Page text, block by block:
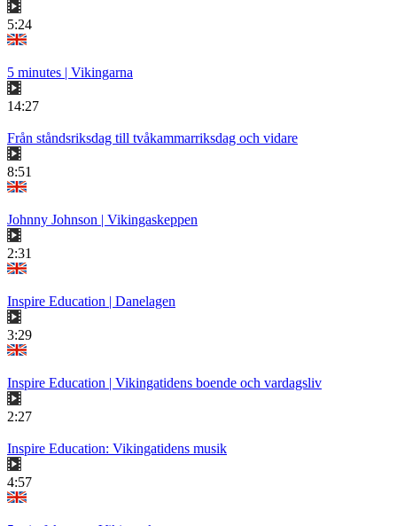
5:24
5 minutes | Vikingarna
14:27
Från ståndsriksdag till tvåkammarriksdag och vidare
8:51
Johnny Johnson | Vikingaskeppen
2:31
Inspire Education | Danelagen
3:29
Inspire Education | Vikingatidens boende och vardagsliv
2:27
Inspire Education: Vikingatidens musik
4:57